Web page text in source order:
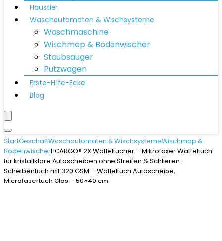
Haustier
Waschautomaten & Wischsysteme
Waschmaschine
Wischmop & Bodenwischer
Staubsauger
Putzwagen
Erste-Hilfe-Ecke
Blog
StartGeschäftWaschautomaten & WischsystemeWischmop &
BodenwischerLICARGO® 2X Waffeltücher – Mikrofaser Waffeltuch
für kristallklare Autoscheiben ohne Streifen & Schlieren –
Scheibentuch mit 320 GSM – Waffeltuch Autoscheibe,
Microfasertuch Glas – 50×40 cm